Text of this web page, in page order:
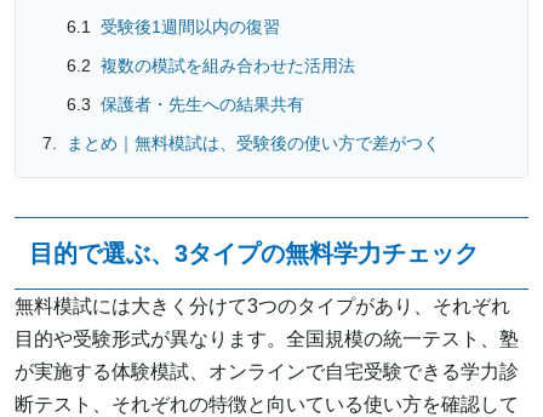
受験後1週間以内の復習
複数の模試を組み合わせた活用法
保護者・先生への結果共有
まとめ｜無料模試は、受験後の使い方で差がつく
目的で選ぶ、3タイプの無料学力チェック
無料模試には大きく分けて3つのタイプがあり、それぞれ
目的や受験形式が異なります。全国規模の統一テスト、塾
が実施する体験模試、オンラインで自宅受験できる学力診
断テスト、それぞれの特徴と向いている使い方を確認して